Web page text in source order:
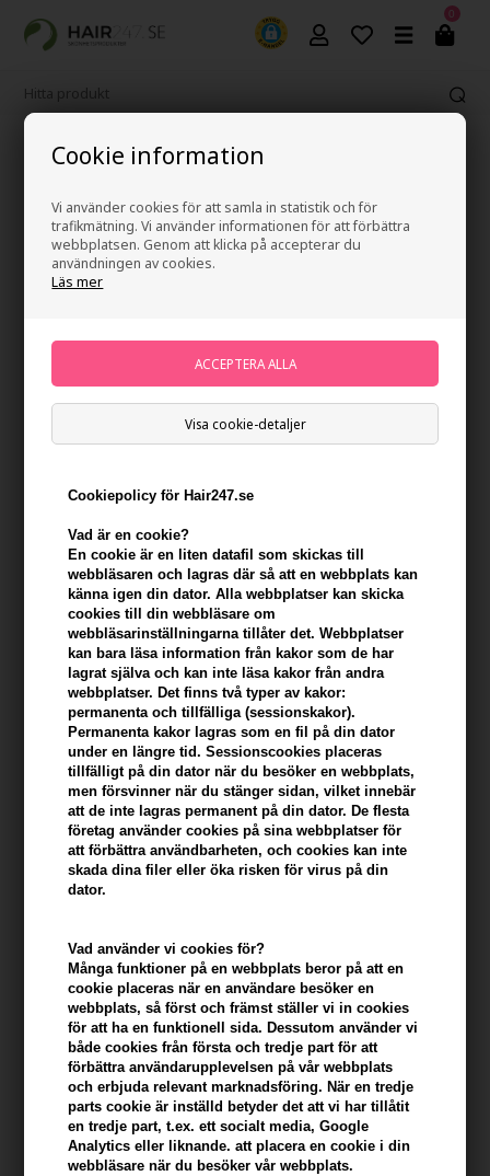
Cookie information
Vi använder cookies för att samla in statistik och för
trafikmätning. Vi använder informationen för att förbättra
webbplatsen. Genom att klicka på accepterar du
användningen av cookies.
Läs mer
Visa cookie-detaljer
Cookiepolicy för Hair247.se
Vad är en cookie?
En cookie är en liten datafil som skickas till
webbläsaren och lagras där så att en webbplats kan
känna igen din dator. Alla webbplatser kan skicka
cookies till din webbläsare om
webbläsarinställningarna tillåter det. Webbplatser
kan bara läsa information från kakor som de har
lagrat själva och kan inte läsa kakor från andra
webbplatser. Det finns två typer av kakor:
permanenta och tillfälliga (sessionskakor).
Permanenta kakor lagras som en fil på din dator
under en längre tid. Sessionscookies placeras
tillfälligt på din dator när du besöker en webbplats,
men försvinner när du stänger sidan, vilket innebär
att de inte lagras permanent på din dator. De flesta
företag använder cookies på sina webbplatser för
att förbättra användbarheten, och cookies kan inte
skada dina filer eller öka risken för virus på din
dator.
Vad använder vi cookies för?
Många funktioner på en webbplats beror på att en
cookie placeras när en användare besöker en
webbplats, så först och främst ställer vi in ​​cookies
för att ha en funktionell sida. Dessutom använder vi
både cookies från första och tredje part för att
förbättra användarupplevelsen på vår webbplats
och erbjuda relevant marknadsföring. När en tredje
parts cookie är inställd betyder det att vi har tillåtit
en tredje part, t.ex. ett socialt media, Google
Analytics eller liknande. att placera en cookie i din
webbläsare när du besöker vår webbplats.
0
365 dagars ångerrätt
Revlon Nutri Color Filters 740 - 240ml
Varumärken» Revlon Nutri Color Filters Brand: Revlon Nutri Color Filters
Tidigare lägsta pris: 243,00
219,00SEK
Erbjudandet gäller: 30.07.26 - 13.08.26
+
I lager- Leveranstid: 2-3 arbetsdagar
Du tjänar 11 Bonuskronor på köp av denna artikel -Visa mitt
konto
KÖP FÖR YTTERLIGARE 499,00 SEK OCH FÅ FRI FRAKT
Beskrivning Recensioner Tillverkare